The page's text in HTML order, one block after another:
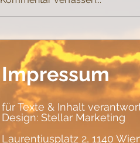
Impressum
für Texte & Inhalt
Design: Stellar Marketing
Laurentiusplatz 2, 1140